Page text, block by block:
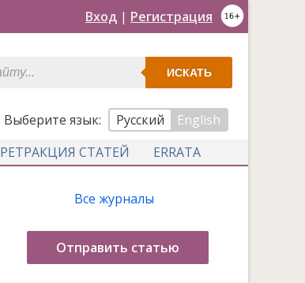
Вход | Регистрация
ИСКАТЬ
Выберите язык: Русский
English
РЕТРАКЦИЯ СТАТЕЙ ERRATA
Все журналы
Отправить статью